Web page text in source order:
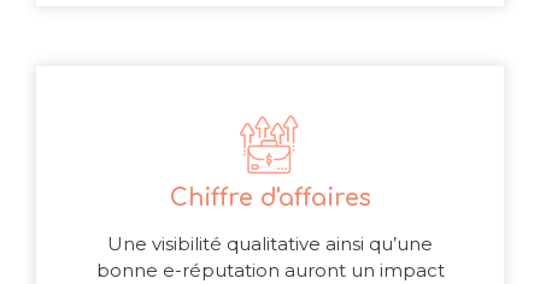
Chiffre d'affaires
Une visibilité qualitative ainsi qu’une
bonne e-réputation auront un impact